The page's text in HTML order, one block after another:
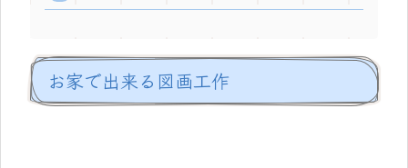
お家で出来る図画工作